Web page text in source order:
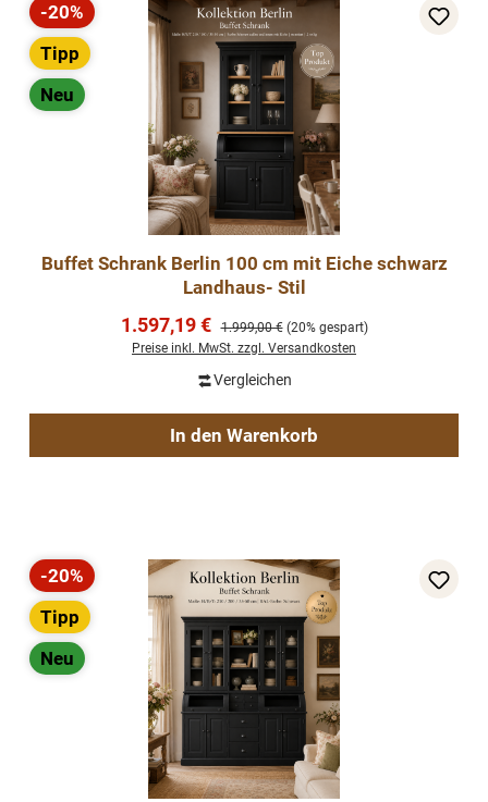
Rabatt
-20%
Tipp
Neu
Buffet Schrank Berlin 100 cm mit Eiche schwarz
Landhaus- Stil
Verkaufspreis:
1.597,19 € Regulärer Preis:
1.999,00 € (20% gespart)
Preise inkl. MwSt. zzgl. Versandkosten
Vergleichen
In den Warenkorb
Rabatt
-20%
Tipp
Neu